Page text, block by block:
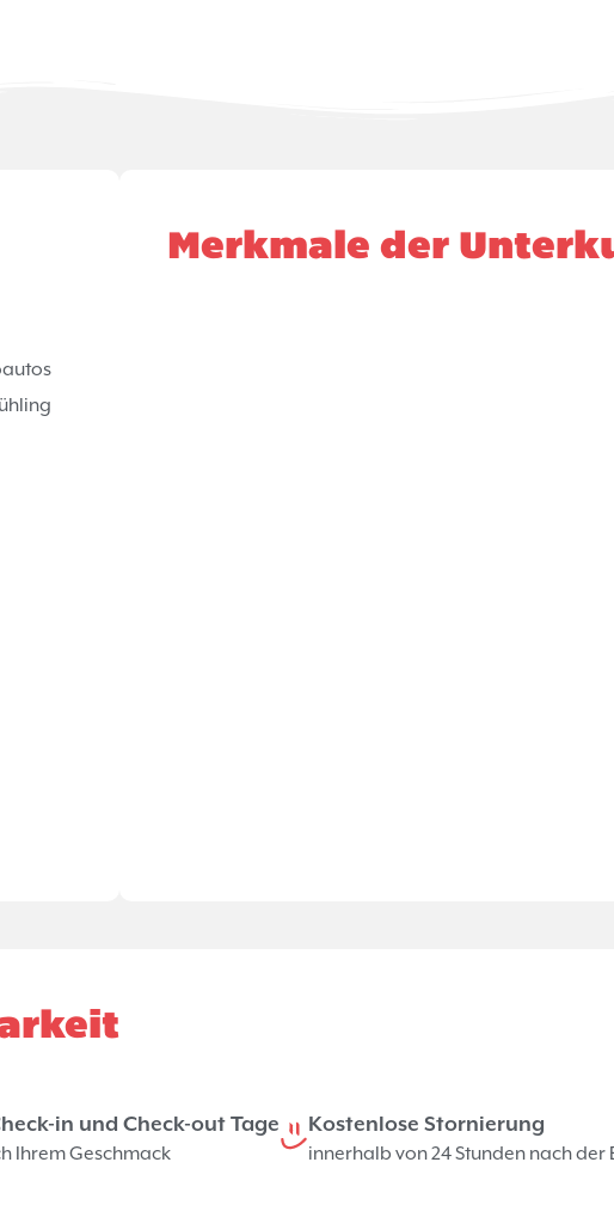
Merkmale der
in und Check-out Tage
Ihrem Geschmack
Kostenlose Stornierung
innerhalb von 24 Stunden nach der